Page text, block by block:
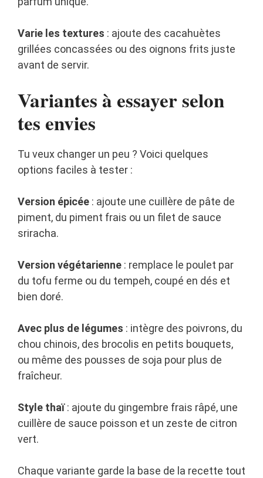
Varie les textures : ajoute des cacahuètes
grillées concassées ou des oignons frits juste
avant de servir.
Variantes à essayer selon
tes envies
Tu veux changer un peu ? Voici quelques
options faciles à tester :
Version épicée : ajoute une cuillère de pâte de
piment, du piment frais ou un filet de sauce
sriracha.
Version végétarienne : remplace le poulet par
du tofu ferme ou du tempeh, coupé en dés et
bien doré.
Avec plus de légumes : intègre des poivrons, du
chou chinois, des brocolis en petits bouquets,
ou même des pousses de soja pour plus de
fraîcheur.
Style thaï: ajoute du gingembre frais râpé, une
cuillère de sauce poisson et un zeste de citron
vert.
Chaque variante garde la base de la recette tout